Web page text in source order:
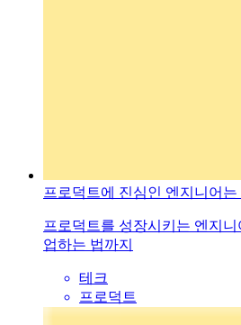
프로덕트에 진심인 엔지니어
프로덕트를 성장시키는 엔지
업하는 법까지
테크
프로덕트